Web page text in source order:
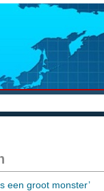
een groot monster’